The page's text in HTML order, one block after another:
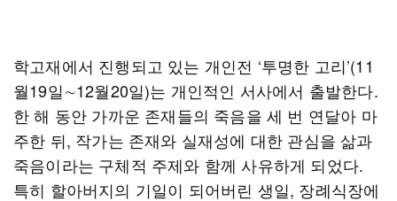
학고재에서 진행되고 있는 개인전 ‘투명한 고리’(11
월19일∼12월20일)는 개인적인 서사에서 출발한다.
한 해 동안 가까운 존재들의 죽음을 세 번 연달아 마
주한 뒤, 작가는 존재와 실재성에 대한 관심을 삶과
죽음이라는 구체적 주제와 함께 사유하게 되었다.
특히 할아버지의 기일이 되어버린 생일, 장례식장에